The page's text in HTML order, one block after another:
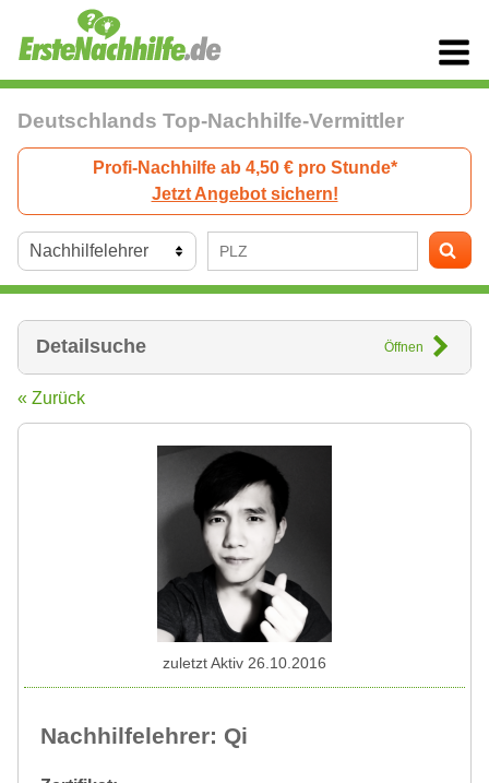
Deutschlands Top-Nachhilfe-Vermittler
Profi-Nachhilfe ab 4,50 € pro Stunde*
Jetzt Angebot sichern!
Detailsuche Öffnen
« Zurück
Nachhilfelehrer: Qi
zuletzt Aktiv 26.10.2016